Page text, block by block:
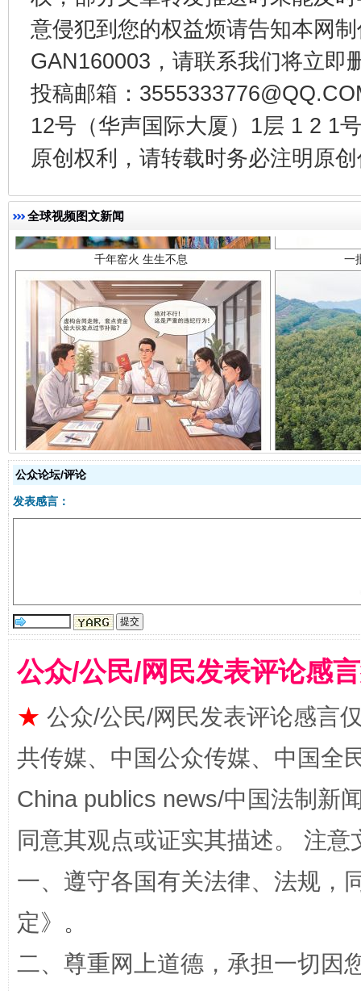
意侵犯到您的权益烦请告知本网
GAN160003，请联系我们将立即
投稿邮箱：
12号（华声国际大厦）1层 1 2 1
原创权利，请转载时务必注明原
全球视频图文新闻
千年窑火 生生不息 一
揭开“小金库”的免责幌子
全民健身五年计划来了！等你上场
公众论坛/评论
发表感言：
公众/公民/网民发表评论感
★ 公众/公民/网民发表评论感言
共传媒、中国公众传媒、中国全
China publics news/中国法制新
同意其观点或证实其描述。 注
一、遵守各国有关法律、法规，
定》。
二、尊重网上道德，承担一切因